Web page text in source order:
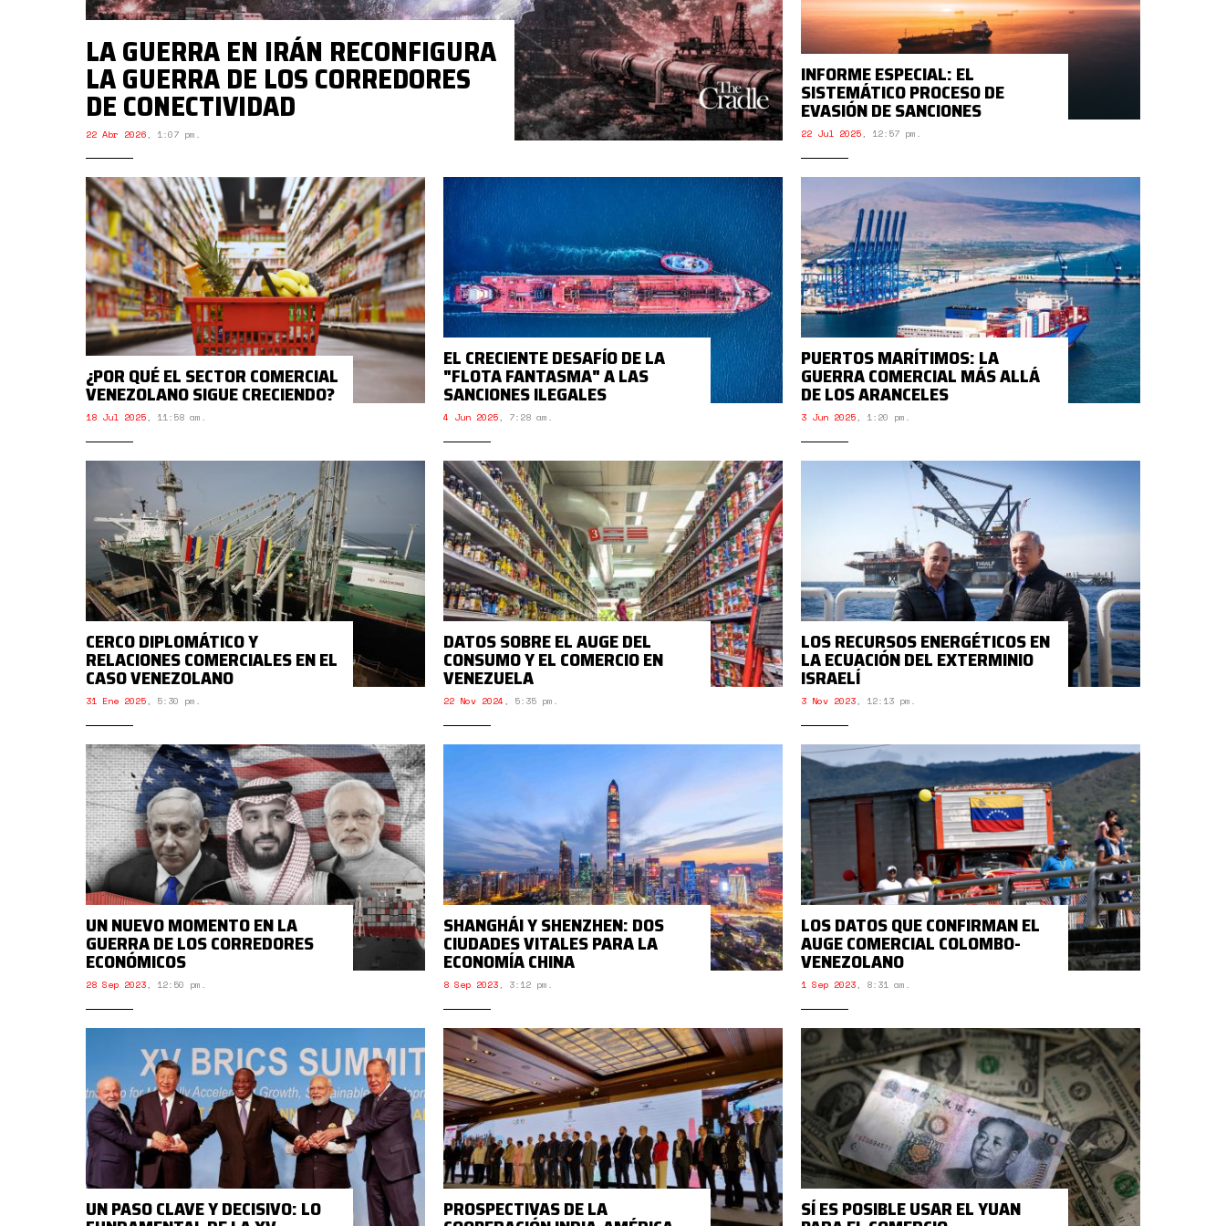
LA GUERRA EN IRÁN RECONFIGURA
LA GUERRA DE LOS CORREDORES
DE CONECTIVIDAD
22 Abr 2026, 1:07 pm.
INFORME ESPECIAL: EL
SISTEMÁTICO PROCESO DE
EVASIÓN DE SANCIONES
22 Jul 2025, 12:57 pm.
¿POR QUÉ EL SECTOR COMERCIAL
VENEZOLANO SIGUE CRECIENDO?
18 Jul 2025, 11:58 am.
EL CRECIENTE DESAFÍO DE LA
"FLOTA FANTASMA" A LAS
SANCIONES ILEGALES
4 Jun 2025, 7:28 am.
PUERTOS MARÍTIMOS: LA
GUERRA COMERCIAL MÁS ALLÁ
DE LOS ARANCELES
3 Jun 2025, 1:20 pm.
CERCO DIPLOMÁTICO Y
RELACIONES COMERCIALES EN EL
CASO VENEZOLANO
31 Ene 2025, 5:30 pm.
DATOS SOBRE EL AUGE DEL
CONSUMO Y EL COMERCIO EN
VENEZUELA
22 Nov 2024 , 5:35 pm.
LOS RECURSOS ENERGÉTICOS EN
LA ECUACIÓN DEL EXTERMINIO
ISRAELÍ
3 Nov 2023, 12:13 pm.
UN NUEVO MOMENTO EN LA
GUERRA DE LOS CORREDORES
ECONÓMICOS
28 Sep 2023, 12:50 pm.
SHANGHÁI Y SHENZHEN: DOS
CIUDADES VITALES PARA LA
ECONOMÍA CHINA
8 Sep 2023, 3:12 pm.
LOS DATOS QUE CONFIRMAN EL
AUGE COMERCIAL COLOMBO-
VENEZOLANO
1 Sep 2023, 8:31 am.
UN PASO CLAVE Y DECISIVO: LO PROSPECTIVAS DE LA SÍ ES POSIBLE USAR EL YUAN